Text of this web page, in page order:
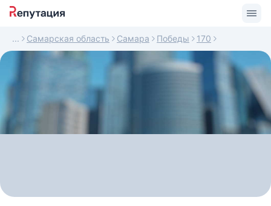
Самарская область Самара Победы 170